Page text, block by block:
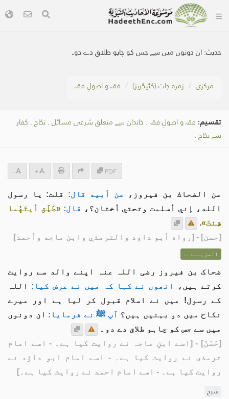
حدیث:ان دونوں میں سے جس کو چاہو طلاق دے دو۔
مرکزی زمرہ جات (کٹیگریز) فقہ و اصولِ فقہ
تقسیم: فقہ و اصولِ فقہ . خاندان سے متعلق شرعی مسائل . نکاح . کفار
سے نکاح .
PDF
+
-
عن الضحاك بن فيروز، عن أبيه قال: قلت: يا رسول
الله، إني أسلمت وتحتي أختان؟،
قال: «طَلِّق أيتَهُما
شِئتَ».
[حسن] - [رواه أبو داود والترمذي وابن ماجه وأحمد]
المزيــد ...
ضحاک بن فیروز رضی اللہ عنہ اپنے والد سے روایت
کرتے ہیں،
انھوں نے کہا کہ میں نے عرض کیا: اللہ
کے رسول! میں نے اسلام قبول کر لیا ہے اور میرے
نکاح میں دو بہنیں ہیں؟ آپ ﷺ نے فرمایا: ان دونوں
میں سے جس کو چاہو طلاق دے دو۔
[حَسَنْ] - [اسے ابنِ ماجہ نے روایت کیا ہے۔ - اسے امام
ترمذی نے روایت کیا ہے۔ - اسے امام ابو داؤد نے
روایت کیا ہے۔ - اسے امام احمد نے روایت کیا ہے۔]
شرح